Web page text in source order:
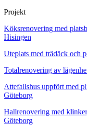
Projekt
Köksrenovering med
Hisingen
Uteplats med trädäck och
Totalrenovering av
Attefallshus uppfört med
Göteborg
Hallrenovering med
Göteborg